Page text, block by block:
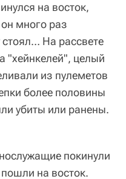
на восток,
много раз
На рассвете
"хейнкелей", целый
из пулеметов
более половины
убиты или ранены.
покинули
на восток.